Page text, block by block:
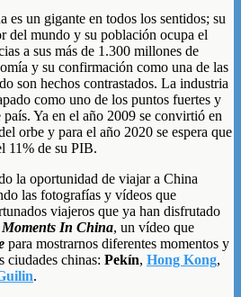
es un gigante en todos los sentidos; su
del mundo y su población ocupa el
a sus más de 1.300 millones de
y su confirmación como una de las
son hechos contrastados. La industria
como uno de los puntos fuertes y
país. Ya en el año 2009 se convirtió en
orbe y para el año 2020 se espera que
11% de su PIB.
la oportunidad de viajar a China
las fotografías y vídeos que
viajeros que ya han disfrutado
Moments In China, un vídeo que
para mostrarnos diferentes momentos y
ciudades chinas: Pekín, Hong Kong,
.